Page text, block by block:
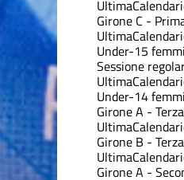
Ultima
Girone C -
Ultima
Under-15
Sessione
Ultima
Under-14
Girone A -
Ultima
Girone B -
Ultima
Girone A -